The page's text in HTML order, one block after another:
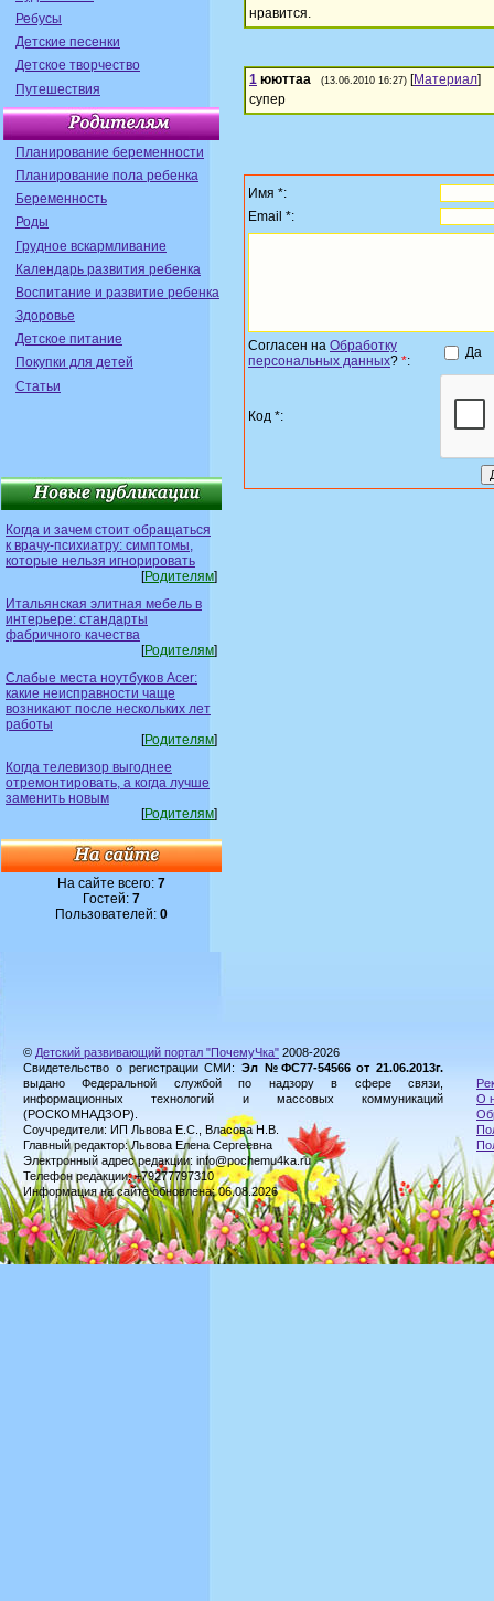
Ребусы
Детские песенки
Детское творчество
Путешествия
Планирование беременности
Планирование пола ребенка
Беременность
Роды
Грудное вскармливание
Календарь развития ребенка
Воспитание и развитие ребенка
Здоровье
Детское питание
Покупки для детей
Статьи
Когда и зачем стоит обращаться
к врачу-психиатру: симптомы,
которые нельзя игнорировать
[Родителям]
Итальянская элитная мебель в
интерьере: стандарты
фабричного качества
[Родителям]
Слабые места ноутбуков Acer:
какие неисправности чаще
возникают после нескольких лет
работы
[Родителям]
Когда телевизор выгоднее
отремонтировать, а когда лучше
заменить новым
[Родителям]
На сайте всего: 7
Гостей: 7
Пользователей: 0
нравится.
1 ююттаа (13.06.2010 16:27) [Материал]
супер
Имя *:
Email *:
Согласен на Обработку
персональных данных? *:
Да
Код *:
© Детский развивающий портал "ПочемуЧка" 2008-2026
Свидетельство о регистрации СМИ: Эл №ФС77-54566 от 21.06.2013г.
выдано Федеральной службой по надзору в сфере связи,
информационных технологий и массовых коммуникаций
(РОСКОМНАДЗОР).
Соучредители: ИП Львова Е.С., Власова Н.В.
Главный редактор: Львова Елена Сергеевна
Электронный адрес редакции: info@pochemu4ka.ru
Телефон редакции: +79277797310
Информация на сайте обновлена: 06.08.2026
О